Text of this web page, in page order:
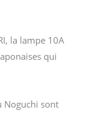
la lampe 10A
qui
Noguchi sont